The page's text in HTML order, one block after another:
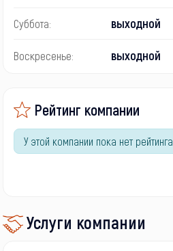
Суббота: выходной
Воскресенье: выходной
Рейтинг компании
У этой компании пока нет рейтинга
Услуги компании